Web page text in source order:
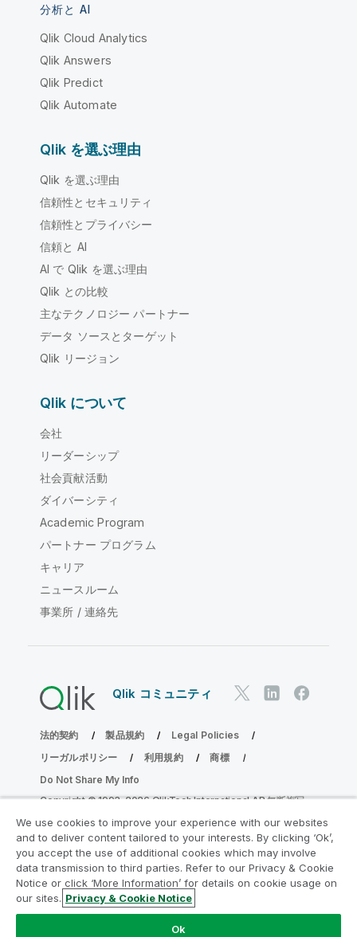
分析と AI
Qlik Cloud Analytics
Qlik Answers
Qlik Predict
Qlik Automate
Qlik を選ぶ理由
Qlik を選ぶ理由
信頼性とセキュリティ
信頼性とプライバシー
信頼と AI
AI で Qlik を選ぶ理由
Qlik との比較
主なテクノロジー パートナー
データ ソースとターゲット
Qlik リージョン
Qlik について
会社
リーダーシップ
社会貢献活動
ダイバーシティ
Academic Program
パートナー プログラム
キャリア
ニュースルーム
事業所 / 連絡先
Qlik コミュニティ
法的契約 製品規約
Legal Policies
リーガルポリシー
利用規約
商標
Do Not Share My Info
Copyright © 1993-2026 QlikTech International AB.無断複写・
分析の近代化プログラムに参加する
分析最新化プログラムにより、重要な QlikView app を危険
にさらすことなく最新化しましょう。
We use cookies to improve your experience with our websites
and to deliver content tailored to your interests. By clicking ‘Ok’,
you accept the use of additional cookies which may involve
data transmission to third parties. Refer to our Privacy & Cookie
Notice or click ‘More Information’ for details on cookie usage on
our sites. Privacy & Cookie Notice
Ok